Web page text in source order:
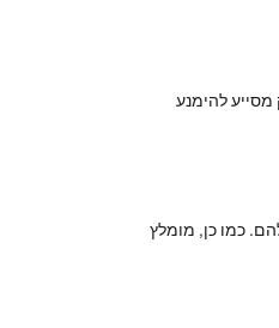
להימנע
כמו כן, מומלץ